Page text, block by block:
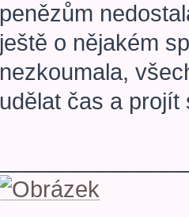
penězům
ještě o nějakém
nezkoumala,
udělat čas a projít